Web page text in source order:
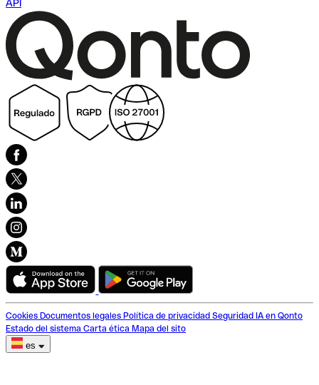
API
Cookies Documentos legales Política de privacidad Seguridad IA en Qonto
Estado del sistema Carta ética Mapa del sito
es